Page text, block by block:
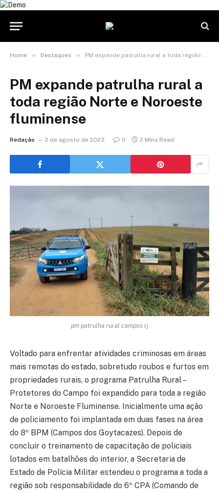
Home » Destaques » PM expande patrulha rural a toda região Norte e Noroeste fluminense
PM expande patrulha rural a
toda região Norte e Noroeste
fluminense
Redação 2 de agosto de 2023 0 2 Mins Read
pm patrulha rural campos rj
Voltado para enfrentar atividades criminosas em áreas
mais remotas do estado, sobretudo roubos e furtos em
propriedades rurais, o programa Patrulha Rural –
Protetores do Campo foi expandido para toda a região
Norte e Noroeste Fluminense. Inicialmente uma ação
de policiamento foi implantada em duas fases na área
do 8º BPM (Campos dos Goytacazes). Depois de
concluir o treinamento de capacitação de policiais
lotados em batalhões do interior, a Secretaria de
Estado de Polícia Militar estendeu o programa a toda a
região sob responsabilidade do 6º CPA (Comando de